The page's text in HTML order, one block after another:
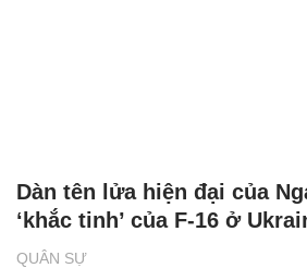
QUÂN SỰ
Dàn tên lửa hiện đại của
‘khắc tinh’ của F-16 ở